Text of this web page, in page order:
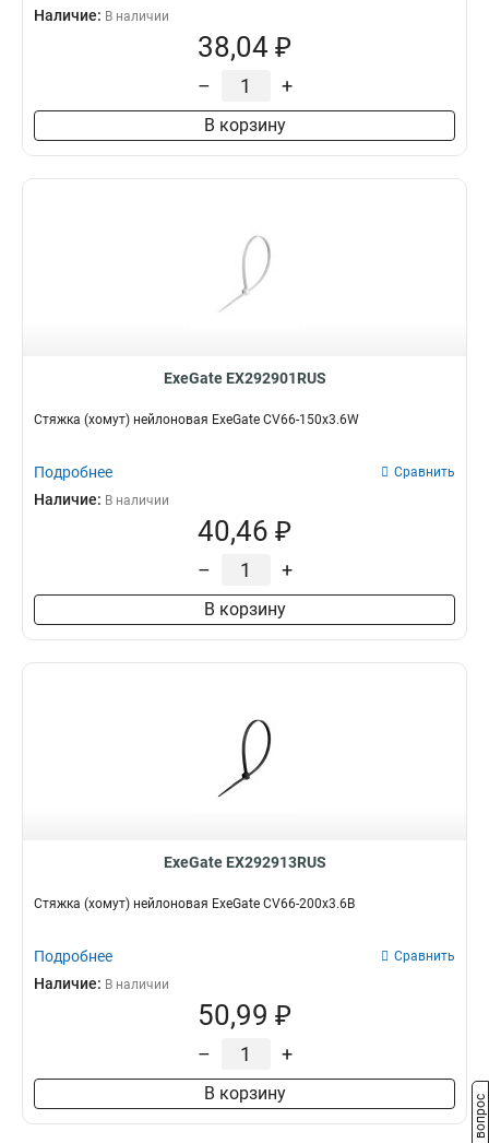
Наличие: В наличии
38,04 ₽
– +
В корзину
ExeGate EX292901RUS
Стяжка (хомут) нейлоновая ExeGate CV66-150x3.6W
Подробнее Сравнить
Наличие: В наличии
40,46 ₽
– +
В корзину
ExeGate EX292913RUS
Стяжка (хомут) нейлоновая ExeGate CV66-200x3.6B
Подробнее Сравнить
Наличие: В наличии
50,99 ₽
– +
В корзину